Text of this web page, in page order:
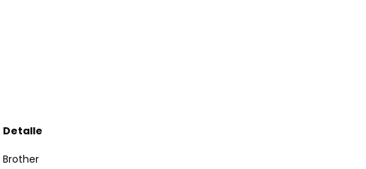
Detalle
Brother